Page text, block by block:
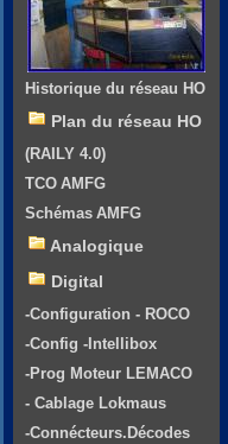
Historique du réseau HO
Plan du réseau HO
(RAILY 4.0)
TCO AMFG
Schémas AMFG
Analogique
Digital
-Configuration - ROCO
-Config -Intellibox
-Prog Moteur LEMACO
- Cablage Lokmaus
-Connécteurs.Décodes